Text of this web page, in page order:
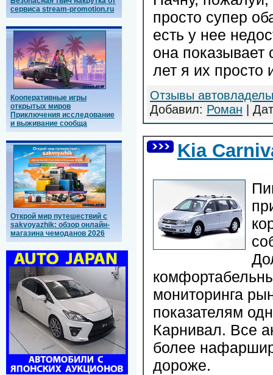
сервиса stream-promotion.ru
Кооперативные игры
открытых миров
Приключения исследование
и выживание сообща
Открой мир путешествий с
sakvoyazhik: обзор онлайн-
магазина чемоданов 2026
просто супер
есть у нее
она показывает
лет я их
Отзывы
Добавил: Роман |
Kia
мониторинга
показателям
Карнивал. Все
более
дороже.